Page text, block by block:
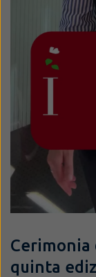
Cerimonia
quinta